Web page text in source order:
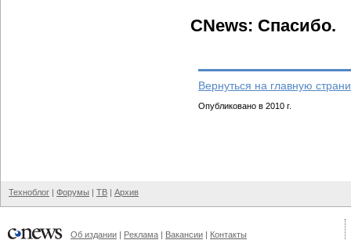
CNews: Спасибо.
Вернуться на главную
Опубликовано в 2010 г.
Техноблог | Форумы | ТВ | Архив
Об издании | Реклама | Вакансии | Контакты